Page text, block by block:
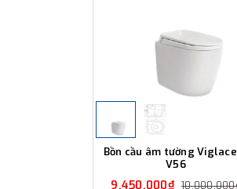
Bồn cầu âm tường
V56
9.450.000₫